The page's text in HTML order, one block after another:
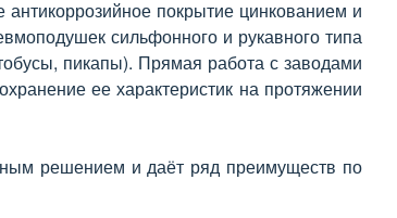
покрытие цинкованием и
сильфонного и рукавного типа
пикапы). Прямая работа с заводами
ее характеристик на протяжении
решением и даёт ряд преимуществ по